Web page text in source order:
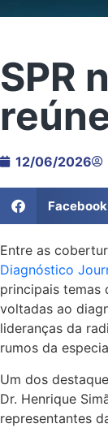
SPR
12/06/2026
Facebook
Entre as
Diagnóstico
principais temas
voltadas ao
lideranças da
rumos da
Um dos
Dr. Henrique
representantes